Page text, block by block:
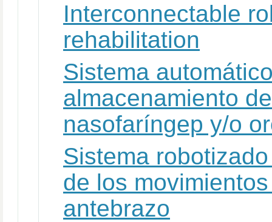
Interconnectable
rehabilitation
Sistema
almacenamiento
nasofaríngep y/o
Sistema
de los
antebrazo